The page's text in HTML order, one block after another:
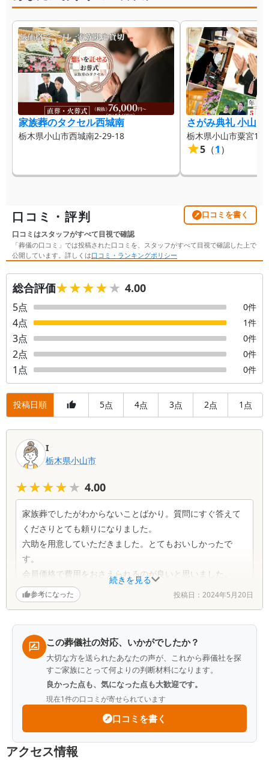
家族葬のタクセル西城南
栃木県小山市西城南2-29-18
さがみ典礼 小山
栃木県小山市粟宮1-
5 （1）
口コミ・評判 口コミを書く
口コミはスタッフがすべて目視で確認
「葬儀の口コミ」では投稿された口コミを、スタッフがすべて目視で確認した上で
公開しています。詳しくは口コミ・ランキングポリシー
総合評価★★★★★
★★★★★ 4.00
5点 0件
4点 1件
3点 0件
2点 0件
1 点 0件
投稿日順 5点 4点 3点 2点 1 点
口
続きを見る
I
栃木県小山市
★★★★★
★★★★★ 4.00
家族葬でしたがわからないことばかり。質問にすぐ答えて
くださりとても頼りになりました。
六助を用意していただきました。とてもおいしかったで
す。
会員価格で費用をおさえられるのが良いと思いました。
葬儀の日程決めるのにすばやく手配していただいた。提案
を押しつけず、私たちが決定するまで待ってくれたり問い
んとても感じよくて安心できました。大変お世話になりま
した。ありがとうございました。
参考になった 投稿日： 2024年5月20日
この葬儀社の対応、いかがでしたか？
大切な方を送られたあなたの声が、これから葬儀社を探
すご家族にとって何よりの判断材料になります。
良かった点も、気になった点も大歓迎です。
現在1件の口コミが寄せられています
口コミを書く
アクセス情報